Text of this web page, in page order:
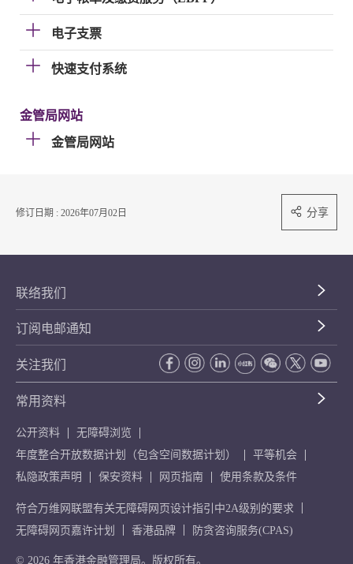
电子支票
快速支付系统
金管局网站
金管局网站
修订日期 : 2026年07月02日 分享
联络我们
订阅电邮通知
关注我们
常用资料
公开资料
无障碍浏览
年度整合开放数据计划（包含空间数据计划）
平等机会
私隐政策声明
保安资料 网页指南 使用条款及条件
符合万维网联盟有关无障碍网页设计指引中2A级别的要求
无障碍网页嘉许计划
香港品牌 防贪咨询服务(CPAS)
© 2026 年香港金融管理局。版权所有。